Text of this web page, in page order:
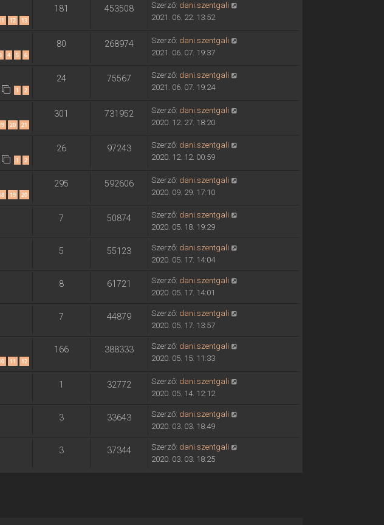
12 13
181 453508 Szerző: dani.szentgali
2021. 06. 22. 13:52
4 5 6
80 268974 Szerző: dani.szentgali
2021. 06. 07. 19:37
1 2
24 75567 Szerző: dani.szentgali
2021. 06. 07. 19:24
20 21
301 731952 Szerző: dani.szentgali
2020. 12. 27. 18:20
1 2
26 97243 Szerző: dani.szentgali
2020. 12. 12. 00:59
19 20
295 592606 Szerző: dani.szentgali
2020. 09. 29. 17:10
7 50874 Szerző: dani.szentgali
2020. 05. 18. 19:29
5 55123 Szerző: dani.szentgali
2020. 05. 17. 14:04
8 61721 Szerző: dani.szentgali
2020. 05. 17. 14:01
7 44879 Szerző: dani.szentgali
2020. 05. 17. 13:57
11 12
166 388333 Szerző: dani.szentgali
2020. 05. 15. 11:33
1 32772 Szerző: dani.szentgali
2020. 05. 14. 12:12
3 33643 Szerző: dani.szentgali
2020. 03. 03. 18:49
3 37344 Szerző: dani.szentgali
2020. 03. 03. 18:25